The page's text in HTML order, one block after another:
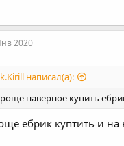
2020
написал(а):
наверное купить
ебрик куптить и на